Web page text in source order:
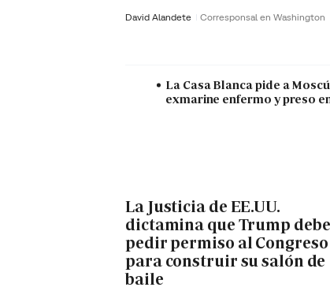
David Alandete Corresponsal en Washington
La Casa Blanca pide a
exmarine enfermo y preso
La Justicia de EE.UU.
dictamina que Trump debe
pedir permiso al Congreso
para construir su salón de
baile